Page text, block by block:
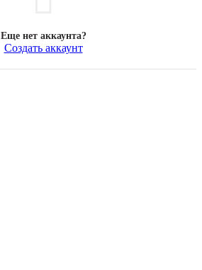
Еще нет аккаунта?
Создать аккаунт